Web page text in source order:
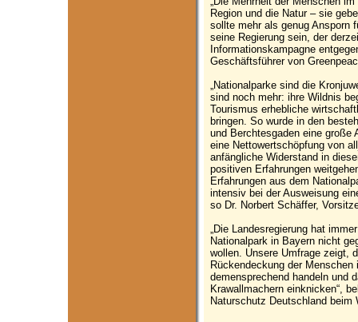
Region und die Natur – sie
sollte mehr als genug Ansporn
seine Regierung sein, der
Informationskampagne
Geschäftsführer von
„Nationalparke sind die
sind noch mehr: ihre Wildnis
Tourismus erhebliche
bringen. So wurde in den
und Berchtesgaden eine große
eine Nettowertschöpfung von
anfängliche Widerstand in
positiven Erfahrungen
Erfahrungen aus dem
intensiv bei der Ausweisung
so Dr. Norbert Schäffer,
„Die Landesregierung hat
Nationalpark in Bayern nicht
wollen. Unsere Umfrage zeigt,
Rückendeckung der
demensprechend handeln und
Krawallmachern einknicken“,
Naturschutz Deutschland beim